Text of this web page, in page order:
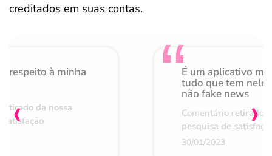
creditados em suas contas.
respeito à minha
da nossa
É um aplicativo
tudo que tem nele
não fake news
Comentário retirado
pesquisa de
30/01/2023
‹ ›